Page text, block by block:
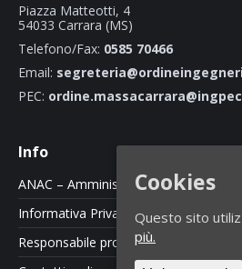
Piazza Matteotti, 4
54033 Carrara (MS)
Telefono/Fax: 0585 70466
Email:
PEC:
Info
ANAC – Amministrazione Trasparente
Informativa Privacy e Cookie Policy
Responsabile protezione dati
Cookies
Questo sito
più.